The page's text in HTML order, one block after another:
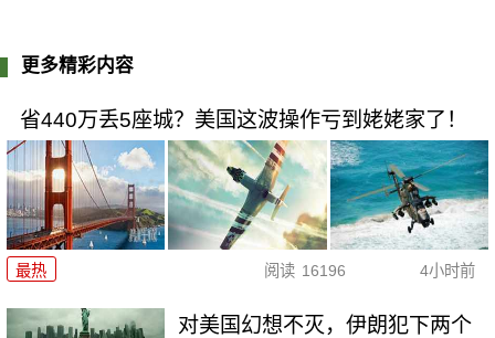
更多精彩内容
省440万丢5座城？美国这波操作亏到姥姥家了！
最热 阅读 16196 4小时前
对美国幻想不灭，伊朗犯下两个